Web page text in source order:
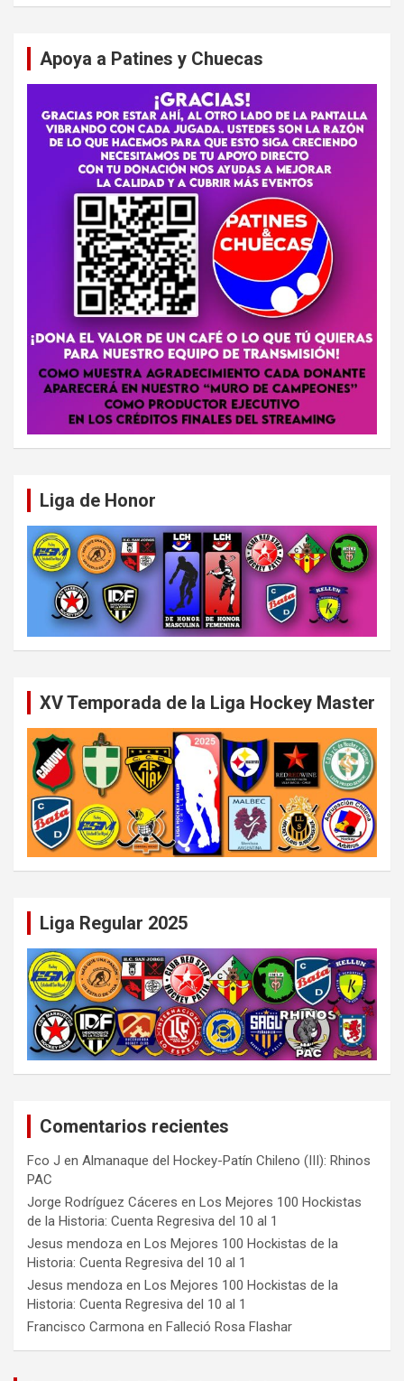
Apoya a Patines y Chuecas
Liga de Honor
XV Temporada de la Liga Hockey Master
Liga Regular 2025
Comentarios recientes
Fco J en Almanaque del Hockey-Patín Chileno (III): Rhinos
PAC
Jorge Rodríguez Cáceres en Los Mejores 100 Hockistas
de la Historia: Cuenta Regresiva del 10 al 1
Jesus mendoza en Los Mejores 100 Hockistas de la
Historia: Cuenta Regresiva del 10 al 1
Jesus mendoza en Los Mejores 100 Hockistas de la
Historia: Cuenta Regresiva del 10 al 1
Francisco Carmona en Falleció Rosa Flashar